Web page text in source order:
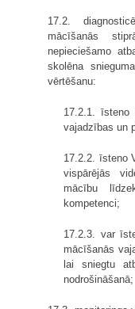
17.2.
mācīšanās
nepieciešamo
skolēna
vērtēšanu:
17.2.1. īsteno
vajadzības un
17.2.2. īsteno
vispārējās
mācību
kompetenci;
17.2.3. var
mācīšanās
lai sniegtu
nodrošināšanā;